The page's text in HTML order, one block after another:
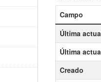
Campo
Última
Última
Creado